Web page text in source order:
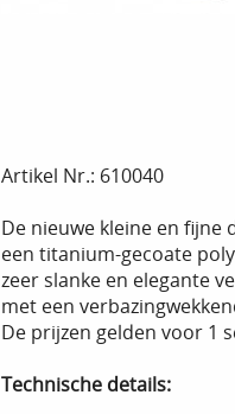
Artikel Nr.: 610040
De nieuwe kleine en
een titanium-gecoate
zeer slanke en elegante
met een
De prijzen gelden voor 1
Technische details: